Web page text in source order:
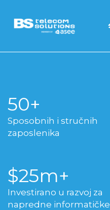
52
Sposobnih i stručnih
zaposlenika
26
Investirano u razvoj za
napredne informatičke